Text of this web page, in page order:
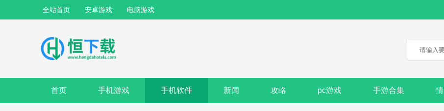
全站首页 安卓游戏 电脑游戏
首页 手机游戏 手机软件 新闻 攻略 pc游戏 手游合集